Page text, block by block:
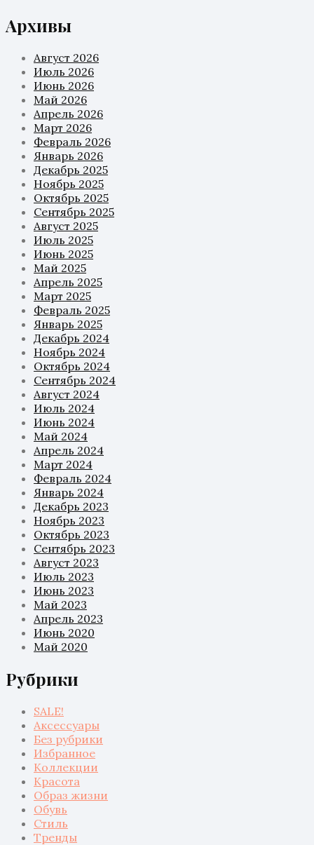
Архивы
Август 2026
Июль 2026
Июнь 2026
Май 2026
Апрель 2026
Март 2026
Февраль 2026
Январь 2026
Декабрь 2025
Ноябрь 2025
Октябрь 2025
Сентябрь 2025
Август 2025
Июль 2025
Июнь 2025
Май 2025
Апрель 2025
Март 2025
Февраль 2025
Январь 2025
Декабрь 2024
Ноябрь 2024
Октябрь 2024
Сентябрь 2024
Август 2024
Июль 2024
Июнь 2024
Май 2024
Апрель 2024
Март 2024
Февраль 2024
Январь 2024
Декабрь 2023
Ноябрь 2023
Октябрь 2023
Сентябрь 2023
Август 2023
Июль 2023
Июнь 2023
Май 2023
Апрель 2023
Июнь 2020
Май 2020
Рубрики
SALE!
Аксессуары
Без рубрики
Избранное
Коллекции
Красота
Образ жизни
Обувь
Стиль
Тренды